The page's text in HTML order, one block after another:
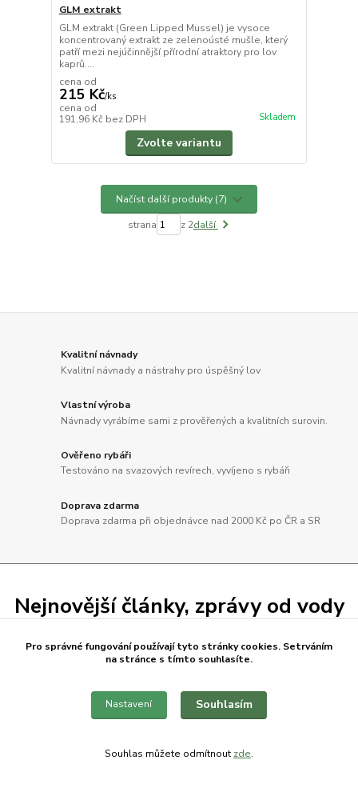
GLM extrakt
GLM extrakt (Green Lipped Mussel) je vysoce
koncentrovaný extrakt ze zelenoústé mušle, který
patří mezi nejúčinnější přírodní atraktory pro lov
kaprů....
cena od
215 Kč/ks
cena od
191,96 Kč bez DPH Skladem
Zvolte variantu
Načíst další produkty (7)
strana z 2další
Kvalitní návnady
Kvalitní návnady a nástrahy pro úspěšný lov
Vlastní výroba
Návnady vyrábíme sami z prověřených a kvalitních surovin.
Ověřeno rybáři
Testováno na svazových revírech, vyvíjeno s rybáři
Doprava zdarma
Doprava zdarma při objednávce nad 2000 Kč po ČR a SR
Nejnovější články, zprávy od vody
Květen pod Pálavskými kopci
Na tuhle výpravu jsem se hodně těšil, konečně zase na domácí
viděli naposled loňský rok n...číst celé
Pro správné fungování používají tyto stránky cookies. Setrváním
na stránce s tímto souhlasíte.
Nastavení Souhlasím
Souhlas můžete odmítnout zde.